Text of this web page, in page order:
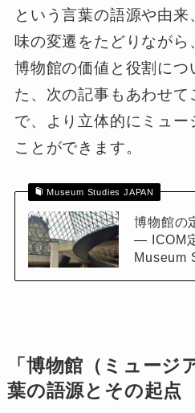
という言葉の語源や由
味の変遷をたどりながら
博物館の価値と役割につ
た、次の記事もあわせて
で、より立体的にミュー
ことができます。
Museum Studies JAPAN
博物館の
― ICOM
Museum
「博物館（ミュージ
葉の語源とその起点